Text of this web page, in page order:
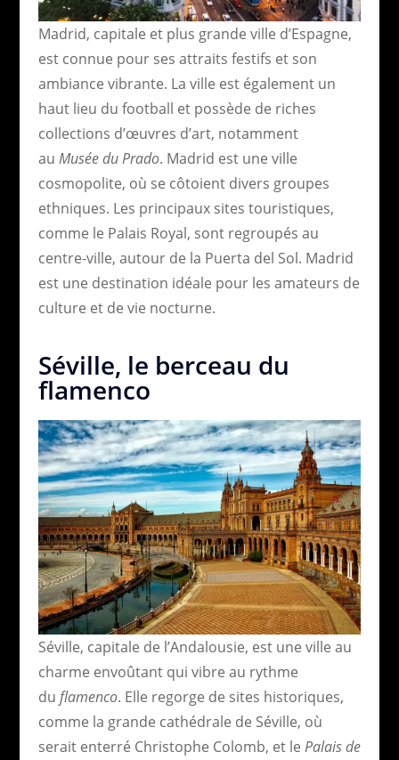
Madrid, capitale et plus grande ville d’Espagne,
est connue pour ses attraits festifs et son
ambiance vibrante. La ville est également un
haut lieu du football et possède de riches
collections d’œuvres d’art, notamment
au Musée du Prado. Madrid est une ville
cosmopolite, où se côtoient divers groupes
ethniques. Les principaux sites touristiques,
comme le Palais Royal, sont regroupés au
centre-ville, autour de la Puerta del Sol. Madrid
est une destination idéale pour les amateurs de
culture et de vie nocturne.
Séville, le berceau du
flamenco
Séville, capitale de l’Andalousie, est une ville au
charme envoûtant qui vibre au rythme
du flamenco. Elle regorge de sites historiques,
comme la grande cathédrale de Séville, où
serait enterré Christophe Colomb, et le Palais de